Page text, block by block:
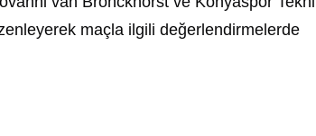
maçla ilgili değerlendirmelerde